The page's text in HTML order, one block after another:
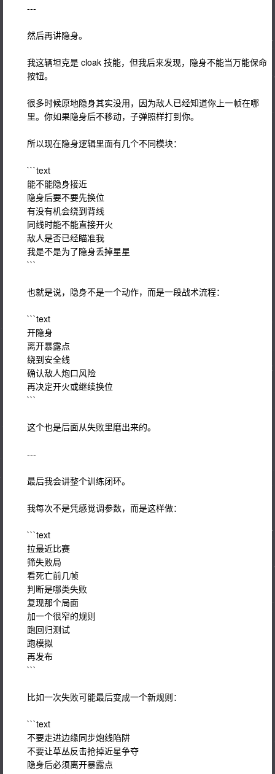
---
然后再讲隐身。
我这辆坦克是 cloak 技能，但我后来发现，隐身不能当万能保命
按钮。
很多时候原地隐身其实没用，因为敌人已经知道你上一帧在哪
里。你如果隐身后不移动，子弹照样打到你。
所以现在隐身逻辑里面有几个不同模块：
```text
能不能隐身接近
隐身后要不要先换位
有没有机会绕到背线
同线时能不能直接开火
敌人是否已经瞄准我
我是不是为了隐身丢掉星星
```
也就是说，隐身不是一个动作，而是一段战术流程：
```text
开隐身
离开暴露点
绕到安全线
确认敌人炮口风险
再决定开火或继续换位
```
这个也是后面从失败里磨出来的。
---
最后我会讲整个训练闭环。
我每次不是凭感觉调参数，而是这样做：
```text
拉最近比赛
筛失败局
看死亡前几帧
判断是哪类失败
复现那个局面
加一个很窄的规则
跑回归测试
跑模拟
再发布
```
比如一次失败可能最后变成一个新规则：
```text
不要走进边缘同步炮线陷阱
不要让草丛反击抢掉近星争夺
隐身后必须离开暴露点